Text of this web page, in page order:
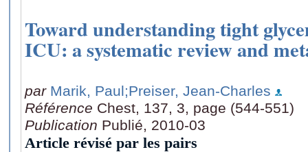
Toward understanding tight
ICU: a systematic review and
par Marik, Paul;Preiser, Jean-Charles
Référence Chest, 137, 3, page (544-551)
Publication Publié, 2010-03
Article révisé par les pairs